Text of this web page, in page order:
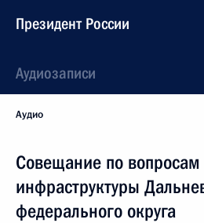
Президент России
Аудиозаписи
Аудио
Совещание по вопросам
инфраструктуры
федерального округа